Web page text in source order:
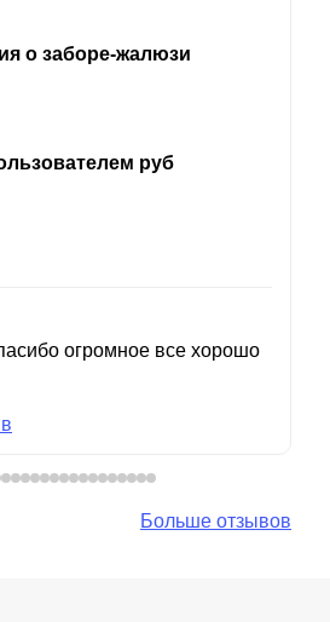
о заборе-жалюзи
руб
огромное все хорошо
Больше отзывов